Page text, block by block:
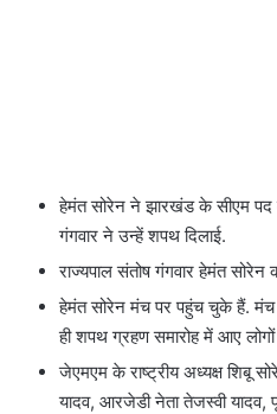
हेमंत सोरेन ने झारखंड के सीएम पद
गंगवार ने उन्हें शपथ दिलाई.
राज्यपाल संतोष गंगवार हेमंत
हेमंत सोरेन मंच पर पहुंच चुके हैं.
ही शपथ ग्रहण समारोह में आए लोगों
जेएमएम के राष्ट्रीय अध्यक्ष शिबू
यादव, आरजेडी नेता तेजस्वी यादव,